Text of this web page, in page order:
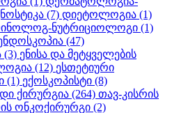
(7) დიეტოლოგია (1)
ნუტრიციოლოგი (1)
(47)
(3) ენისა და მეტყველების
(12) ესთეტიური
(1) ექოსკოპისტი (8)
ქირურგია (264) თავ-კისრის
ონკოქირურგი (2)